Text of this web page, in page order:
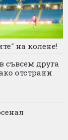
на колене!
съвсем друга
отстрани